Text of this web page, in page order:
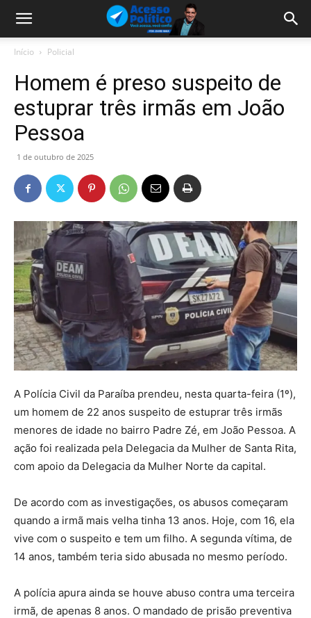
Início Policial
Homem é preso suspeito de
estuprar três irmãs em João
Pessoa
1 de outubro de 2025
A Polícia Civil da Paraíba prendeu, nesta quarta-feira (1º),
um homem de 22 anos suspeito de estuprar três irmãs
menores de idade no bairro Padre Zé, em João Pessoa. A
ação foi realizada pela Delegacia da Mulher de Santa Rita,
com apoio da Delegacia da Mulher Norte da capital.
De acordo com as investigações, os abusos começaram
quando a irmã mais velha tinha 13 anos. Hoje, com 16, ela
vive com o suspeito e tem um filho. A segunda vítima, de
14 anos, também teria sido abusada no mesmo período.
A polícia apura ainda se houve abuso contra uma terceira
irmã, de apenas 8 anos. O mandado de prisão preventiva